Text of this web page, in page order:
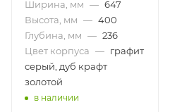
Ширина, мм — 647
Высота, мм — 400
Глубина, мм — 236
Цвет корпуса — графит
серый, дуб крафт
золотой
в наличии